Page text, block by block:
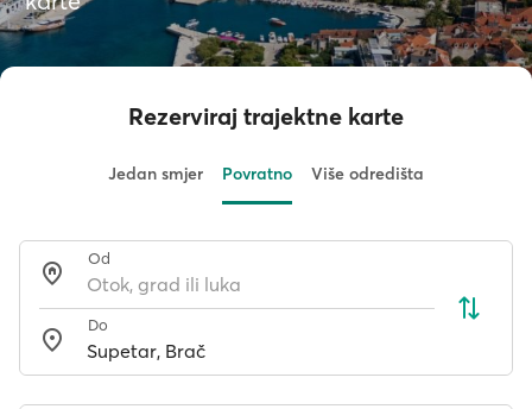
Rezerviraj trajektne karte
Jedan smjer Povratno Više odredišta
Od
Do